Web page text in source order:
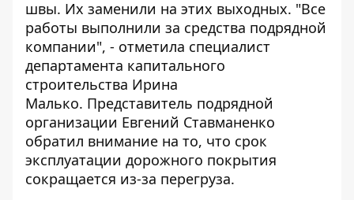
швы. Их заменили на этих выходных. "Все
работы выполнили за средства подрядной
компании", - отметила специалист
департамента капитального
строительства Ирина
Малько. Представитель подрядной
организации Евгений Ставманенко
обратил внимание на то, что срок
эксплуатации дорожного покрытия
сокращается из-за перегруза.